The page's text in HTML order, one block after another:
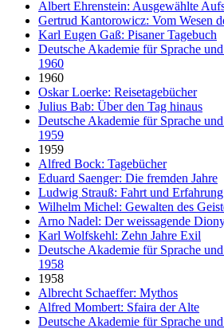
Albert Ehrenstein: Ausgewählte
Gertrud Kantorowicz: Vom Wesen
Karl Eugen Gaß: Pisaner Tagebuch
Deutsche Akademie für Sprache
1960
1960
Oskar Loerke: Reisetagebücher
Julius Bab: Über den Tag hinaus
Deutsche Akademie für Sprache
1959
1959
Alfred Bock: Tagebücher
Eduard Saenger: Die fremden Jahre
Ludwig Strauß: Fahrt und Erfahrung
Wilhelm Michel: Gewalten des
Arno Nadel: Der weissagende
Karl Wolfskehl: Zehn Jahre Exil
Deutsche Akademie für Sprache
1958
1958
Albrecht Schaeffer: Mythos
Alfred Mombert: Sfaira der Alte
Deutsche Akademie für Sprache